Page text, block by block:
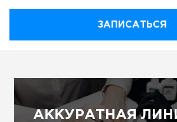
ЗАПИСАТЬСЯ
АККУРАТНАЯ